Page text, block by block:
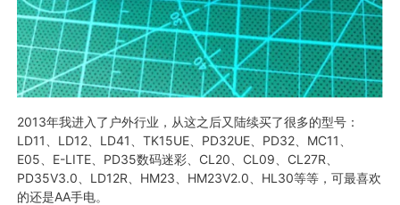
2013年我进入了户外行业，从这之后又陆续买了很多的型号：
LD11、LD12、LD41、TK15UE、PD32UE、PD32、MC11、
E05、E-LITE、PD35数码迷彩、CL20、CL09、CL27R、
PD35V3.0、LD12R、HM23、HM23V2.0、HL30等等，可最喜欢
的还是AA手电。